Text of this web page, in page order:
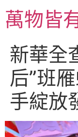
主萬物皆
新華全
后”班
手綻放